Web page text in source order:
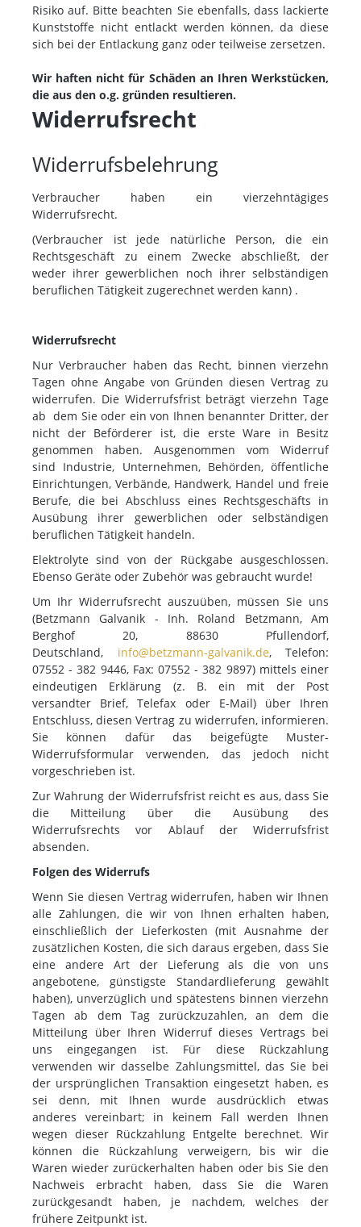
Risiko auf. Bitte beachten Sie ebenfalls, dass lackierte
Kunststoffe nicht entlackt werden können, da diese
sich bei der Entlackung ganz oder teilweise zersetzen.
Wir haften nicht für Schäden an Ihren Werkstücken,
die aus den o.g. gründen resultieren.
Widerrufsrecht
Widerrufsbelehrung
Verbraucher haben ein vierzehntägiges
Widerrufsrecht.
(Verbraucher ist jede natürliche Person, die ein
Rechtsgeschäft zu einem Zwecke abschließt, der
weder ihrer gewerblichen noch ihrer selbständigen
beruflichen Tätigkeit zugerechnet werden kann) .
Widerrufsrecht
Nur Verbraucher haben das Recht, binnen vierzehn
Tagen ohne Angabe von Gründen diesen Vertrag zu
widerrufen. Die Widerrufsfrist beträgt vierzehn Tage
ab dem Sie oder ein von Ihnen benannter Dritter, der
nicht der Beförderer ist, die erste Ware in Besitz
genommen haben. Ausgenommen vom Widerruf
sind Industrie, Unternehmen, Behörden, öffentliche
Einrichtungen, Verbände, Handwerk, Handel und freie
Berufe, die bei Abschluss eines Rechtsgeschäfts in
Ausübung ihrer gewerblichen oder selbständigen
beruflichen Tätigkeit handeln.
Elektrolyte sind von der Rückgabe ausgeschlossen.
Ebenso Geräte oder Zubehör was gebraucht wurde!
Um Ihr Widerrufsrecht auszuüben, müssen Sie uns
(Betzmann Galvanik - Inh. Roland Betzmann, Am
Berghof 20, 88630 Pfullendorf,
Deutschland, info@betzmann-galvanik.de, Telefon:
07552 - 382 9446, Fax: 07552 - 382 9897) mittels einer
eindeutigen Erklärung (z. B. ein mit der Post
versandter Brief, Telefax oder E-Mail) über Ihren
Entschluss, diesen Vertrag zu widerrufen, informieren.
Sie können dafür das beigefügte Muster-
Widerrufsformular verwenden, das jedoch nicht
vorgeschrieben ist.
Zur Wahrung der Widerrufsfrist reicht es aus, dass Sie
die Mitteilung über die Ausübung des
Widerrufsrechts vor Ablauf der Widerrufsfrist
absenden.
Folgen des Widerrufs
Wenn Sie diesen Vertrag widerrufen, haben wir Ihnen
alle Zahlungen, die wir von Ihnen erhalten haben,
einschließlich der Lieferkosten (mit Ausnahme der
zusätzlichen Kosten, die sich daraus ergeben, dass Sie
eine andere Art der Lieferung als die von uns
angebotene, günstigste Standardlieferung gewählt
haben), unverzüglich und spätestens binnen vierzehn
Tagen ab dem Tag zurückzuzahlen, an dem die
Mitteilung über Ihren Widerruf dieses Vertrags bei
uns eingegangen ist. Für diese Rückzahlung
verwenden wir dasselbe Zahlungsmittel, das Sie bei
der ursprünglichen Transaktion eingesetzt haben, es
sei denn, mit Ihnen wurde ausdrücklich etwas
anderes vereinbart; in keinem Fall werden Ihnen
wegen dieser Rückzahlung Entgelte berechnet. Wir
können die Rückzahlung verweigern, bis wir die
Waren wieder zurückerhalten haben oder bis Sie den
Nachweis erbracht haben, dass Sie die Waren
zurückgesandt haben, je nachdem, welches der
frühere Zeitpunkt ist.